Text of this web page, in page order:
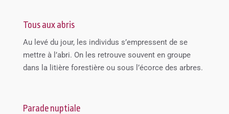
Tous aux abris
Au levé du jour, les individus s’empressent de se
mettre à l’abri. On les retrouve souvent en groupe
dans la litière forestière ou sous l’écorce des arbres.
Parade nuptiale